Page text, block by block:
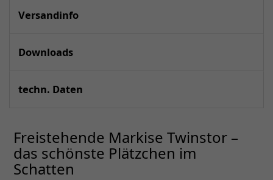
Versandinfo
Downloads
techn. Daten
Freistehende Markise Twinstor –
das schönste Plätzchen im
Schatten